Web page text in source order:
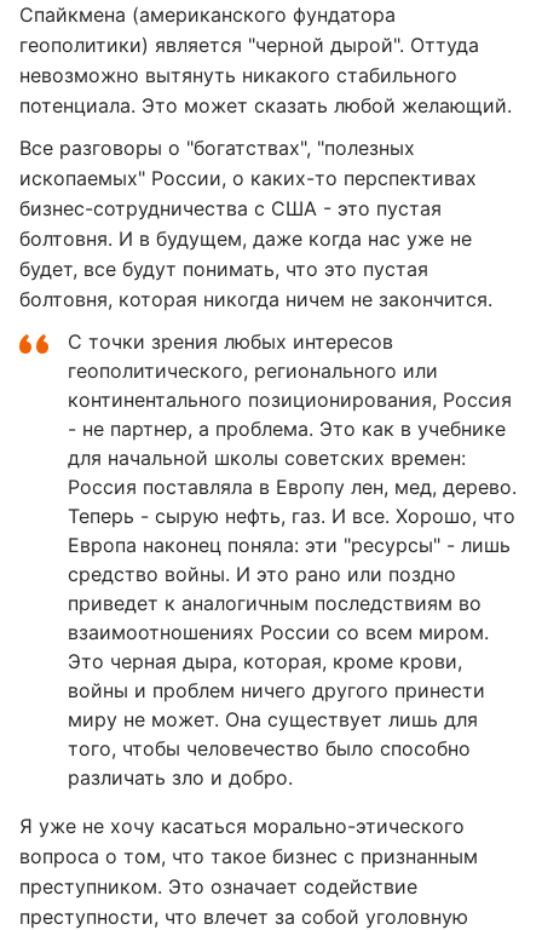
Спайкмена (американского фундатора
геополитики) является "черной дырой". Оттуда
невозможно вытянуть никакого стабильного
потенциала. Это может сказать любой желающий.
Все разговоры о "богатствах", "полезных
ископаемых" России, о каких-то перспективах
бизнес-сотрудничества с США - это пустая
болтовня. И в будущем, даже когда нас уже не
будет, все будут понимать, что это пустая
болтовня, которая никогда ничем не закончится.
С точки зрения любых интересов
геополитического, регионального или
континентального позиционирования, Россия
- не партнер, а проблема. Это как в учебнике
для начальной школы советских времен:
Россия поставляла в Европу лен, мед, дерево.
Теперь - сырую нефть, газ. И все. Хорошо, что
Европа наконец поняла: эти "ресурсы" - лишь
средство войны. И это рано или поздно
приведет к аналогичным последствиям во
взаимоотношениях России со всем миром.
Это черная дыра, которая, кроме крови,
войны и проблем ничего другого принести
миру не может. Она существует лишь для
того, чтобы человечество было способно
различать зло и добро.
Я уже не хочу касаться морально-этического
вопроса о том, что такое бизнес с признанным
преступником. Это означает содействие
преступности, что влечет за собой уголовную